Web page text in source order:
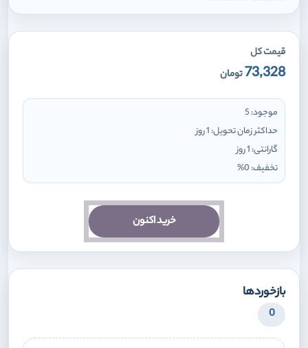
قیمت کل
73,328تومان
موجود: 5
حداکثر زمان تحویل: 1 روز
گارانتی: 1 روز
تخفیف: 0
%
خرید اکنون
بازخوردها
0